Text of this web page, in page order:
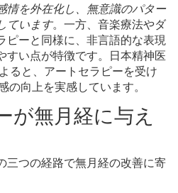
情を外在化し、無意識のパター
ています。一方、音楽療法やダ
ピーと同様に、非言語的な表現
すい点が特徴です。日本精神医
ると、アートセラピーを受け
向上を実感しています。
が無月経に与え
三つの経路で無月経の改善に寄